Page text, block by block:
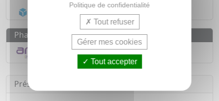
Acheminement Chronopost
Pharmacovigilance
Déclarer un effet indésirable
Présentation
Politique de confidentialité
Tout refuser
Gérer mes cookies
Tout accepter